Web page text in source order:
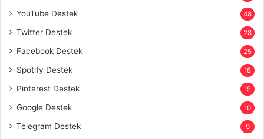
YouTube Destek 48
Twitter Destek 28
Facebook Destek 25
Spotify Destek 18
Pinterest Destek 15
Google Destek 10
Telegram Destek 9